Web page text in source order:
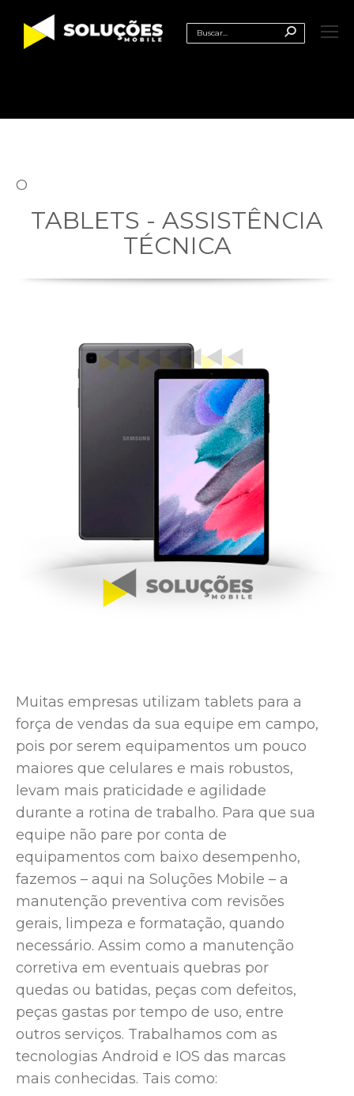
Search:
O
TABLETS - ASSISTÊNCIA
TÉCNICA
Muitas empresas utilizam tablets para a
força de vendas da sua equipe em campo,
pois por serem equipamentos um pouco
maiores que celulares e mais robustos,
levam mais praticidade e agilidade
durante a rotina de trabalho. Para que sua
equipe não pare por conta de
equipamentos com baixo desempenho,
fazemos – aqui na Soluções Mobile – a
manutenção preventiva com revisões
gerais, limpeza e formatação, quando
necessário. Assim como a manutenção
corretiva em eventuais quebras por
quedas ou batidas, peças com defeitos,
peças gastas por tempo de uso, entre
outros serviços. Trabalhamos com as
tecnologias Android e IOS das marcas
mais conhecidas. Tais como: